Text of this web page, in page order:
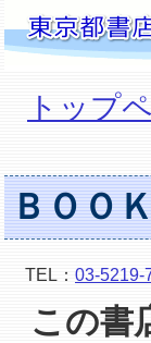
トップ
ＢＯＯ
TEL： 03-5219-
この書